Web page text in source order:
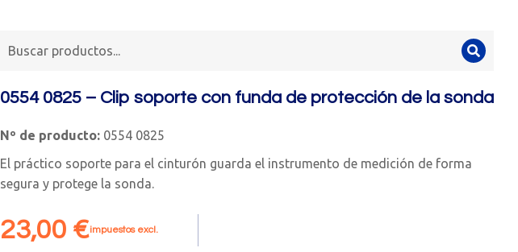
0554 0825 – Clip soporte con funda de protección de la sonda
Nº de producto: 0554 0825
El práctico soporte para el cinturón guarda el instrumento de medición de forma
segura y protege la sonda.
23,00 €impuestos excl.